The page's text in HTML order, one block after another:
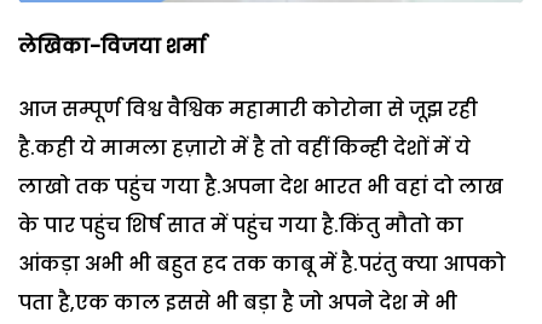
लेखिका-विजया शर्मा
आज सम्पूर्ण विश्व वैश्विक महामारी कोरोना से जूझ रही
है.कही ये मामला हज़ारो में है तो वहीं किन्ही देशों में ये
लाखो तक पहुंच गया है.अपना देश भारत भी वहां दो लाख
के पार पहुंच शिर्ष सात में पहुंच गया है.किंतु मौतो का
आंकड़ा अभी भी बहुत हद तक काबू में है.परंतु क्या आपको
पता है,एक काल इससे भी बड़ा है जो अपने देश मे भी